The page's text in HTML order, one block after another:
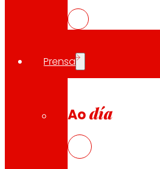
Prensa
Ao día